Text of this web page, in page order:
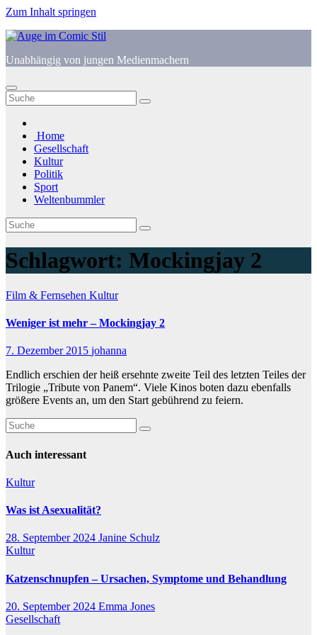
Zum Inhalt springen
Unabhängig von jungen Medienmachern
Home
Gesellschaft
Kultur
Politik
Sport
Weltenbummler
Schlagwort: Mockingjay 2
Film & Fernsehen Kultur
Weniger ist mehr – Mockingjay 2
7. Dezember 2015 johanna
Endlich erschien der heiß ersehnte zweite Teil des letzten Teiles der
Trilogie „Tribute von Panem“. Viele Kinos boten dazu ebenfalls
größere Events an, um den Start gebührend zu feiern.
Auch interessant
Kultur
Was ist Asexualität?
28. September 2024 Janine Schulz
Kultur
Katzenschnupfen – Ursachen, Symptome und Behandlung
20. September 2024 Emma Jones
Gesellschaft